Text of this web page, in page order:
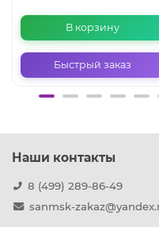
В корзину
Быстрый заказ
Наши контакты
8 (499) 289-86-49
sanmsk-